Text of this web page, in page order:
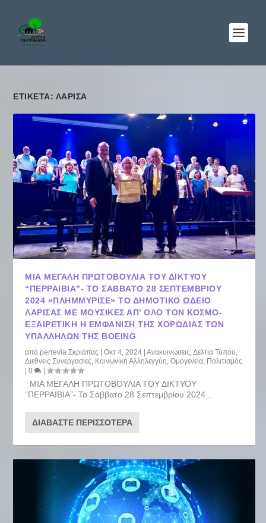
ΕΤΙΚΈΤΑ: ΛΑΡΙΣΑ
ΜΙΑ ΜΕΓΑΛΗ ΠΡΩΤΟΒΟΥΛΙΑ ΤΟΥ ΔΙΚΤΥΟΥ
“ΠΕΡΡΑΙΒΙΑ”- ΤΟ ΣΆΒΒΑΤΟ 28 ΣΕΠΤΕΜΒΡΊΟΥ
2024 «ΠΛΗΜΜΎΡΙΣΕ» ΤΟ ΔΗΜΟΤΙΚΌ ΩΔΕΊΟ
ΛΆΡΙΣΑΣ ΜΕ ΜΟΥΣΙΚΈΣ ΑΠ’ ΌΛΟ ΤΟΝ ΚΌΣΜΟ-
ΕΞΑΙΡΕΤΙΚΉ Η ΕΜΦΆΝΙΣΗ ΤΗΣ ΧΟΡΩΔΊΑΣ ΤΩΝ
ΥΠΑΛΛΉΛΩΝ ΤΗΣ BOEING
απόperrevia Σκριάπας |Οκτ 4, 2024 |Ανακοινώσεις,Δελτία Τύπου,
Διεθνείς Συνεργασίες, Κοινωνική Αλληλεγγύη,Ομογένεια, Πολιτισμός
|0 |
ΜΙΑ ΜΕΓΑΛΗ ΠΡΩΤΟΒΟΥΛΙΑ ΤΟΥ ΔΙΚΤΥΟΥ
“ΠΕΡΡΑΙΒΙΑ”- Το Σάββατο 28 Σεπτεμβρίου 2024...
ΔΙΑΒΆΣΤΕ ΠΕΡΙΣΣΌΤΕΡΑ